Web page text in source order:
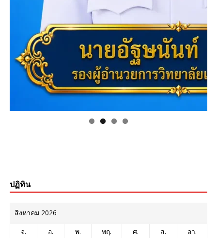
ปฏิทิน
สิงหาคม 2026
จ. อ. พ. พฤ. ศ. ส.
อา.